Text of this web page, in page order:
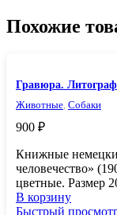
Похожие
Гравюра.
Животные Собаки
900 ₽
Книжные
человечество»
цветные. Размер
В корзину
Быстрый